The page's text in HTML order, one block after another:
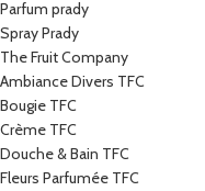
Parfum prady
Spray Prady
The Fruit Company
Ambiance Divers TFC
Bougie TFC
Crème TFC
Douche & Bain TFC
Fleurs Parfumée TFC